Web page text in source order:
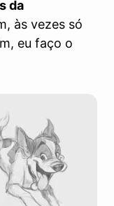
da
às vezes só
eu faço o